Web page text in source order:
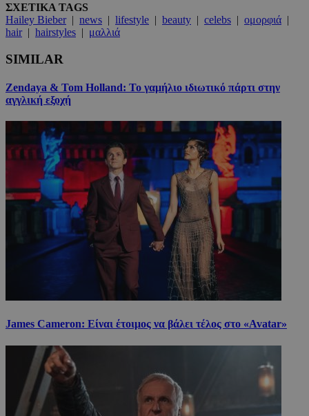
ΣΧΕΤΙΚΑ TAGS
Hailey Bieber| news | lifestyle | beauty | celebs | ομορφιά |
hair| hairstyles | μαλλιά
SIMILAR
Zendaya & Tom Holland: Το γαμήλιο ιδιωτικό πάρτι στην
αγγλική εξοχή
James Cameron: Είναι έτοιμος να βάλει τέλος στο «Avatar»